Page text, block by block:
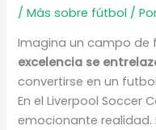
/Más sobre fútbol /
Imagina un campo de
excelencia se
convertirse en un
En el Liverpool Soccer
emocionante realidad.